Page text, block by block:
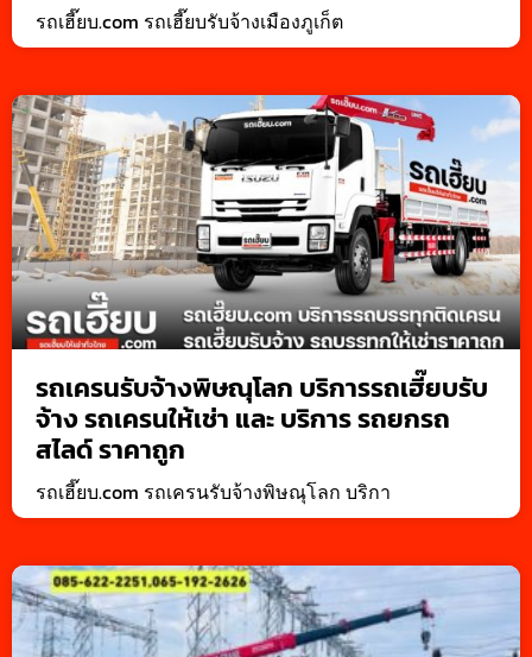
รถเฮี๊ยบ.com รถเฮี๊ยบรับจ้างเมืองภูเก็ต
รถเครนรับจ้างพิษณุโลก บริการรถเฮี๊ยบรับ
จ้าง รถเครนให้เช่า และ บริการ รถยกรถ
สไลด์ ราคาถูก
รถเฮี๊ยบ.com รถเครนรับจ้างพิษณุโลก บริกา